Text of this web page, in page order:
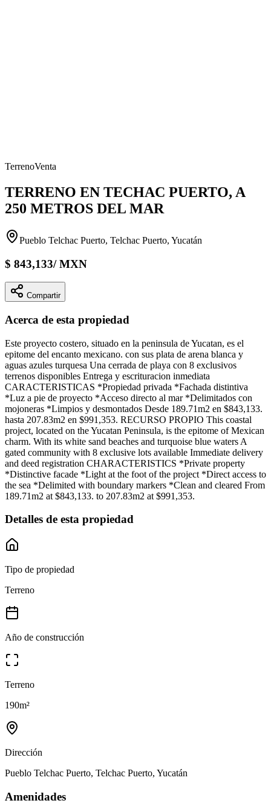
TerrenoVenta
TERRENO EN TECHAC PUERTO, A
250 METROS DEL MAR
Pueblo Telchac Puerto, Telchac Puerto, Yucatán
$ 843,133/MXN
Compartir
Acerca de esta propiedad
Este proyecto costero, situado en la peninsula de Yucatan, es el
epitome del encanto mexicano. con sus plata de arena blanca y
aguas azules turquesa Una cerrada de playa con 8 exclusivos
terrenos disponibles Entrega y escrituracion inmediata
CARACTERISTICAS *Propiedad privada *Fachada distintiva
*Luz a pie de proyecto *Acceso directo al mar *Delimitados con
mojoneras *Limpios y desmontados Desde 189.71m2 en $843,133.
hasta 207.83m2 en $991,353. RECURSO PROPIO This coastal
project, located on the Yucatan Peninsula, is the epitome of Mexican
charm. With its white sand beaches and turquoise blue waters A
gated community with 8 exclusive lots available Immediate delivery
and deed registration CHARACTERISTICS *Private property
*Distinctive facade *Light at the foot of the project *Direct access to
the sea *Delimited with boundary markers *Clean and cleared From
189.71m2 at $843,133. to 207.83m2 at $991,353.
Detalles de esta propiedad
Tipo de propiedad
Terreno
Año de construcción
Terreno
190m²
Dirección
Pueblo Telchac Puerto, Telchac Puerto, Yucatán
Amenidades